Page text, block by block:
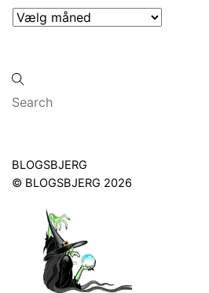
Arkiver
Back
To
BLOGSBJERG
© BLOGSBJERG 2026